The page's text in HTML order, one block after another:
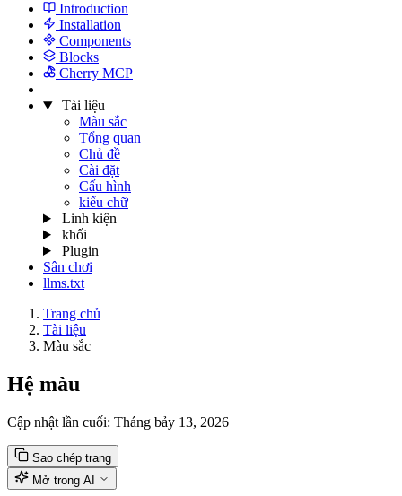
Introduction
Installation
Components
Blocks
Cherry MCP
Tài liệu
Màu sắc
Tổng quan
Chủ đề
Cài đặt
Cấu hình
kiểu chữ
Linh kiện
khối
Plugin
Sân chơi
llms.txt
Trang chủ
Tài liệu
Màu sắc
Hệ màu
Cập nhật lần cuối: Tháng bảy 13, 2026
Sao chép trang
Mở trong AI